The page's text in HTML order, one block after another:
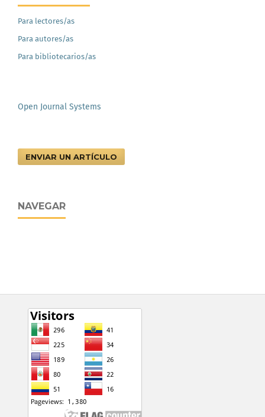
Para lectores/as
Para autores/as
Para bibliotecarios/as
Open Journal Systems
ENVIAR UN ARTÍCULO
NAVEGAR